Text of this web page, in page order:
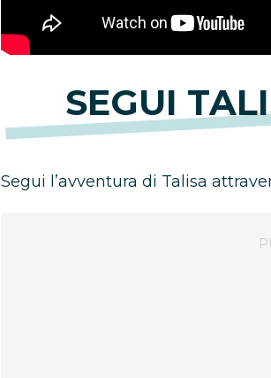
SEGUI
Segui l’avventura di Talisa